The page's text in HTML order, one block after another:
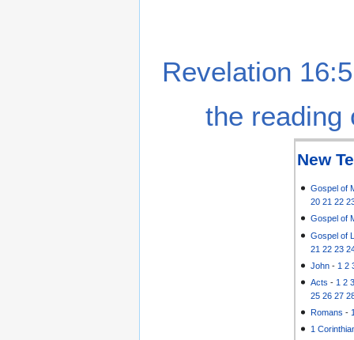
Revelation
the reading
New
Gospel of
20 21 22
Gospel of
Gospel of
21 22 23
John - 1 2
Acts - 1 2
25 26 27
Romans -
1